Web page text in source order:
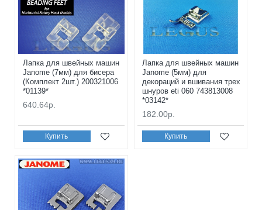
Лапка для швейных машин
Janome (7мм) для бисера
(Комплект 2шт.) 200321006
*01139*
640.64р.
Купить
Лапка для швейных машин
Janome (5мм) для
декораций и вшивания трех
шнуров eti 060 743813008
*03142*
182.00р.
Купить